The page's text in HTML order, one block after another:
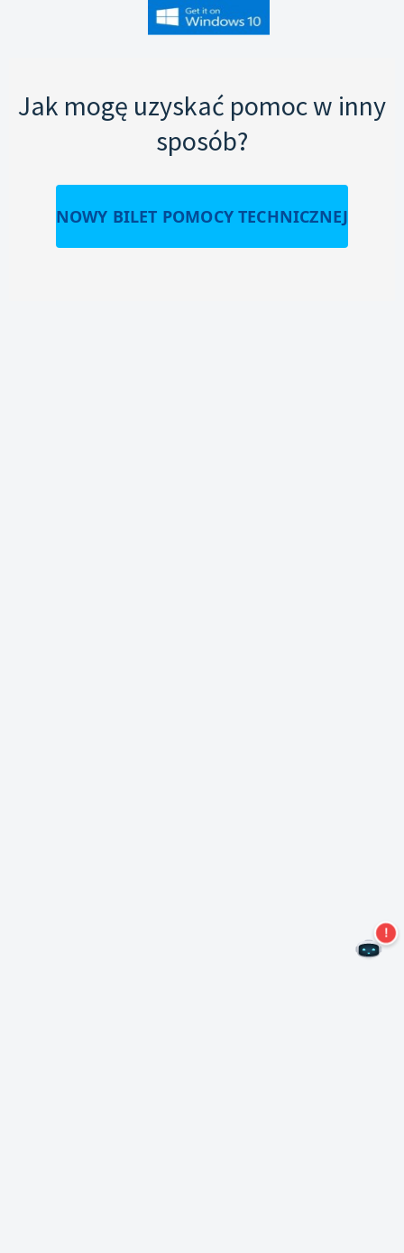
Jak mogę uzyskać pomoc w inny
sposób?
NOWY BILET POMOCY TECHNICZNEJ